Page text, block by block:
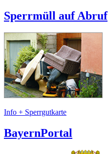
Sperrmüll auf Abruf
Info + Sperrgutkarte
BayernPortal